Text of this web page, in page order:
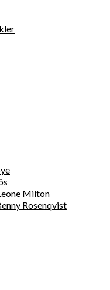
Milton
Rosenqvist